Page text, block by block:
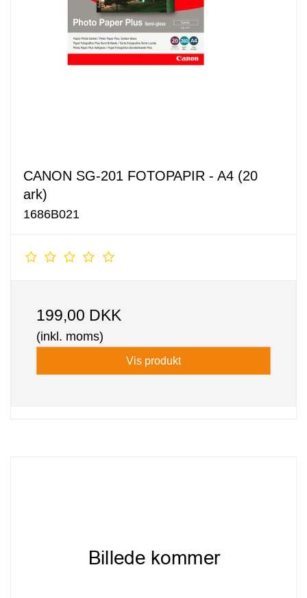
CANON SG-201 FOTOPAPIR - A4 (20
ark)
1686B021
199,00 DKK
(inkl. moms)
Vis produkt